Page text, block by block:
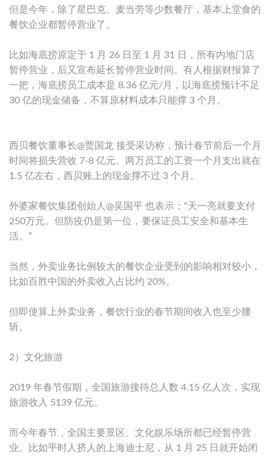
但是今年，除了星巴克、麦当劳等少数餐厅，基本上堂食的
餐饮企业都暂停营业了。
比如海底捞原定于 1 月 26 日至 1 月 31 日，所有内地门店
暂停营业，后又宣布延长暂停营业时间。有人根据财报算了
一把，海底捞员工成本是 8.36 亿元/月，以海底捞预计不足
30 亿的现金储备，不算原材料成本只能撑 3 个月。
西贝餐饮董事长@贾国龙 接受采访称，预计春节前后一个月
时间将损失营收 7-8 亿元。两万员工的工资一个月支出就在
1.5 亿左右，西贝账上的现金撑不过 3 个月。
外婆家餐饮集团创始人@吴国平 也表示：“天一亮就要支付
250万元。但防疫仍是第一位，要保证员工安全和基本生
活。”
当然，外卖业务比例较大的餐饮企业受到的影响相对较小，
比如百胜中国的外卖收入占比约 20%。
但即使算上外卖业务，餐饮行业的春节期间收入也至少腰
斩。
2）文化旅游
2019 年春节假期，全国旅游接待总人数 4.15 亿人次，实现
旅游收入 5139 亿元。
而今年春节，全国主要景区、文化娱乐场所都已经暂停营
业。比如平时人挤人的上海迪士尼，从 1 月 25 日就开始闭